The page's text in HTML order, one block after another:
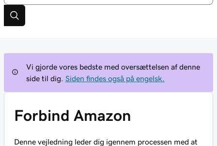
Vi gjorde vores bedste med oversættelsen af denne
side til dig.
Siden findes også på engelsk.
Forbind Amazon
Denne vejledning leder dig igennem processen med at